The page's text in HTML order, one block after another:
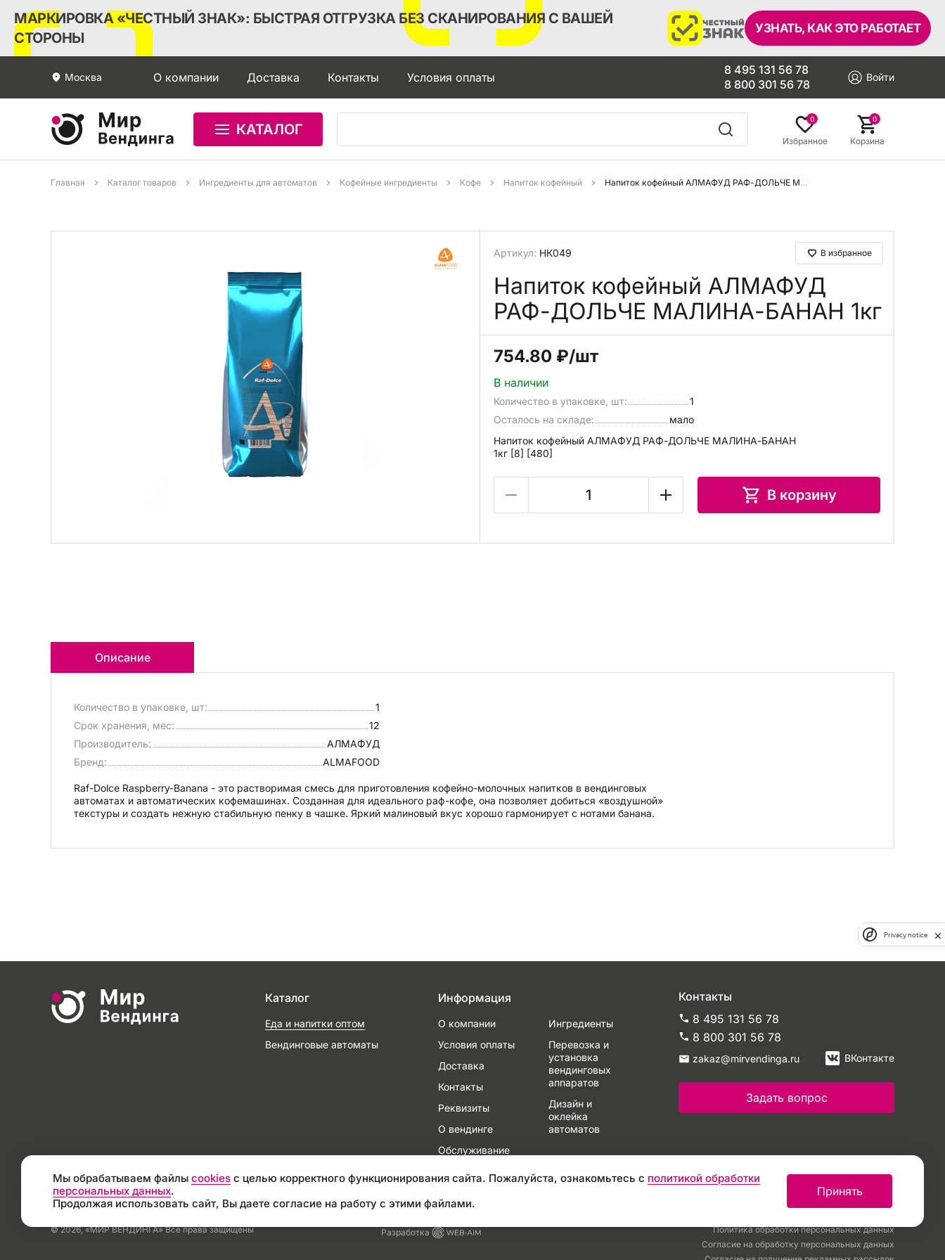
МАРКИРОВКА «ЧЕСТНЫЙ ЗНАК»: БЫСТРАЯ ОТГРУЗКА БЕЗ СКАНИРОВАНИЯ С ВАШЕЙ
СТОРОНЫ
УЗНАТЬ, КАК ЭТО РАБОТАЕТ
Москва О компании Доставка Контакты Условия оплаты
8 495 131 56 78
8 800 301 56 78
Войти
КАТАЛОГ
0
Избранное
0
Корзина
Главная Каталог товаров Ингредиенты для автоматов Кофейные ингредиенты Кофе Напиток кофейный Напиток кофейный АЛМАФУД РАФ-ДОЛЬЧЕ МАЛИНА-БАНАН 1кг
Артикул: НК049 В избранное
Напиток кофейный АЛМАФУД
РАФ-ДОЛЬЧЕ МАЛИНА-БАНАН 1кг
754.80 ₽/шт
В наличии
Количество в упаковке, шт:
1
Осталось на складе:
мало
Напиток кофейный АЛМАФУД РАФ-ДОЛЬЧЕ МАЛИНА-БАНАН
1кг [8] [480]
В корзину
Описание
Количество в упаковке, шт:
1
Срок хранения, мес:
12
Производитель:
АЛМАФУД
Бренд:
ALMAFOOD
Raf-Dolce Raspberry-Banana - это растворимая смесь для приготовления кофейно-молочных напитков в вендинговых
автоматах и автоматических кофемашинах. Созданная для идеального раф-кофе, она позволяет добиться «воздушной»
текстуры и создать нежную стабильную пенку в чашке. Яркий малиновый вкус хорошо гармонирует с нотами банана.
Мы обрабатываем файлы cookies с целью корректного функционирования сайта. Пожалуйста, ознакомьтесь с политикой обработки
персональных данных.
Продолжая использовать сайт, Вы даете согласие на работу с этими файлами.
Принять
Каталог
Еда и напитки оптом
Вендинговые автоматы
Информация
О компании
Условия оплаты
Доставка
Контакты
Реквизиты
О вендинге
Обслуживание
Ингредиенты
Перевозка и
установка
вендинговых
аппаратов
Дизайн и
оклейка
автоматов
Контакты
Задать вопрос
8 495 131 56 78
8 800 301 56 78
zakaz@mirvendinga.ru ВКонтакте
Политика обработки персональных данных
Согласие на обработку персональных данных
Разработка
© 2026, «МИР ВЕНДИНГА» Все права защищены
Privacy notice